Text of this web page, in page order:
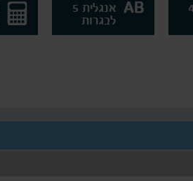
4
אנגלית 5
לבגרות